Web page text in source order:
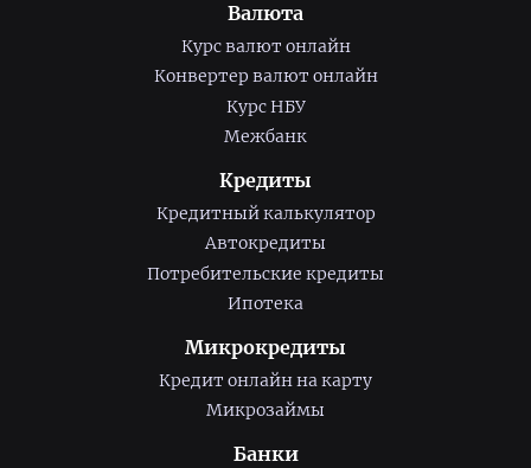
Валюта
Курс валют онлайн
Конвертер валют онлайн
Курс НБУ
Межбанк
Кредиты
Кредитный калькулятор
Автокредиты
Потребительские кредиты
Ипотека
Микрокредиты
Кредит онлайн на карту
Микрозаймы
Банки